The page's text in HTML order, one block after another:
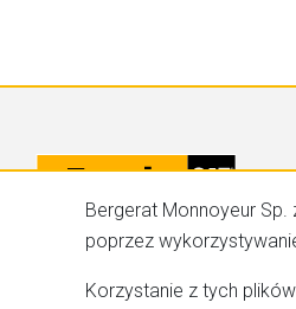
Bergerat Monnoyeur
poprzez
Korzystanie z tych